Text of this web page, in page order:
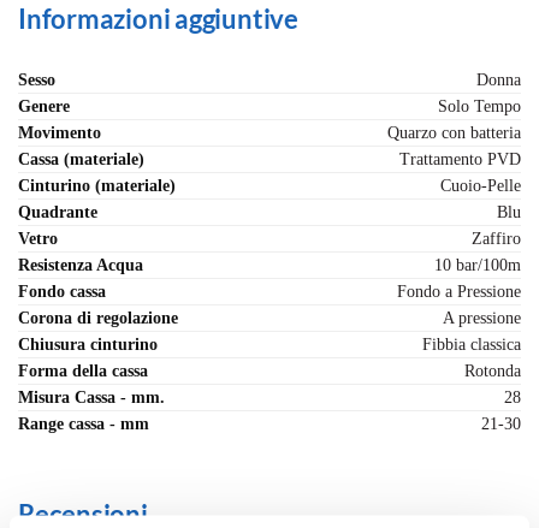
Informazioni aggiuntive
Sesso
Donna
Genere
Solo Tempo
Movimento
Quarzo con batteria
Cassa (materiale)
Trattamento PVD
Cinturino (materiale)
Cuoio-Pelle
Quadrante
Blu
Vetro
Zaffiro
Resistenza Acqua
10 bar/100m
Fondo cassa
Fondo a Pressione
Corona di regolazione
A pressione
Chiusura cinturino
Fibbia classica
Forma della cassa
Rotonda
Misura Cassa - mm.
28
Range cassa - mm
21-30
Recensioni